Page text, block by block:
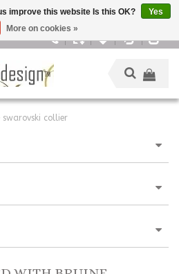
swarovski collier
improve this website Is this OK?
Yes
More on cookies »